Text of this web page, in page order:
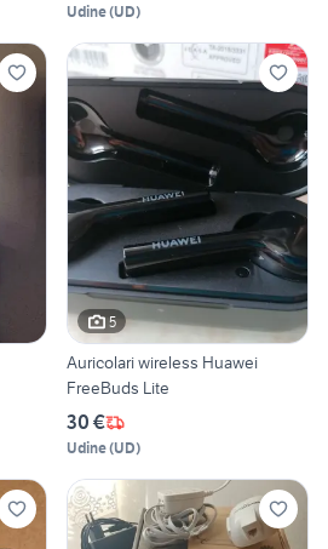
Udine(UD)
5
Auricolari wireless Huawei
FreeBuds Lite
30 €
Udine(UD)